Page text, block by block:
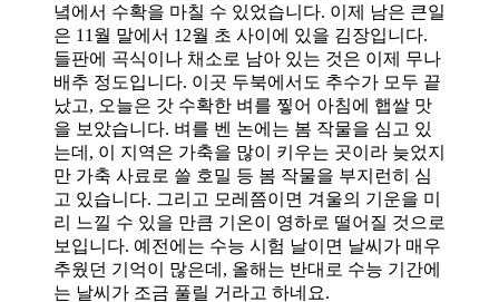
녘에서 수확을 마칠 수 있었습니다. 이제 남은 큰일
은 11월 말에서 12월 초 사이에 있을 김장입니다.
들판에 곡식이나 채소로 남아 있는 것은 이제 무나
배추 정도입니다. 이곳 두북에서도 추수가 모두 끝
났고, 오늘은 갓 수확한 벼를 찧어 아침에 햅쌀 맛
을 보았습니다. 벼를 벤 논에는 봄 작물을 심고 있
는데, 이 지역은 가축을 많이 키우는 곳이라 늦었지
만 가축 사료로 쓸 호밀 등 봄 작물을 부지런히 심
고 있습니다. 그리고 모레쯤이면 겨울의 기운을 미
리 느낄 수 있을 만큼 기온이 영하로 떨어질 것으로
보입니다. 예전에는 수능 시험 날이면 날씨가 매우
추웠던 기억이 많은데, 올해는 반대로 수능 기간에
는 날씨가 조금 풀릴 거라고 하네요.